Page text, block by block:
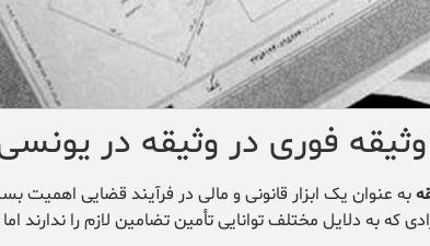
فوری در وثیقه در
به عنوان یک ابزار قانونی و مالی در فرآیند قضایی اهمیت
که به دلایل مختلف توانایی تأمین تضامین لازم را ندارند اما